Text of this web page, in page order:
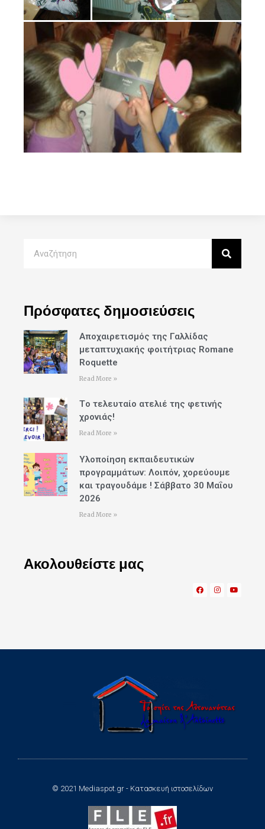
Πρόσφατες δημοσιεύσεις
Αποχαιρετισμός της Γαλλίδας
μεταπτυχιακής φοιτήτριας Romane
Roquette
Read More »
Tο τελευταίο ατελιέ της φετινής
χρονιάς!
Read More »
Υλοποίηση εκπαιδευτικών
προγραμμάτων: Λοιπόν, χορεύουμε
και τραγουδάμε ! Σάββατο 30 Μαΐου
2026
Read More »
Ακολουθείστε μας
© 2021 Mediaspot.gr - Κατασκευή ιστοσελίδων